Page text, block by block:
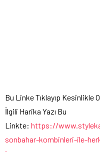
Bu Linke Tıklayıp Kesinlikle
İlgili Harika Yazı Bu
Linkte: https://
sonbahar-kombinleri-ile-